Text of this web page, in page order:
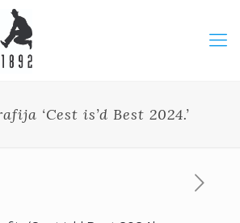
‘Cest is’d Best 2024.’